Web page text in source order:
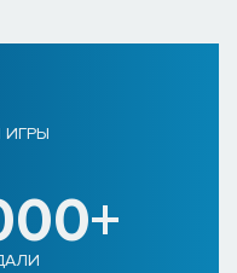
ИГРЫ